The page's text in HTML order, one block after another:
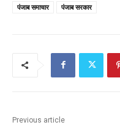
पंजाब समाचार
पंजाब सरकार
Previous article